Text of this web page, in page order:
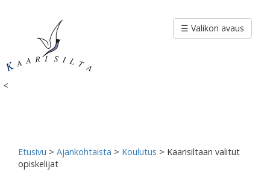
<
☰ Valikon avaus
Etusivu > Ajankohtaista > Koulutus > Kaarisiltaan valitut
opiskelijat